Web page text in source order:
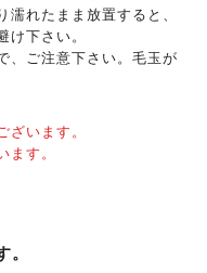
濡れたまま放置すると、
け下さい。
、ご注意下さい。毛玉が
います。
す。
。